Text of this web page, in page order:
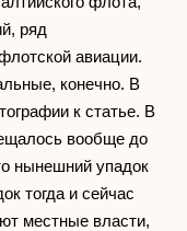
ряд
авиации.
конечно. В
к статье. В
вообще до
нынешний упадок
тогда и сейчас
местные власти,